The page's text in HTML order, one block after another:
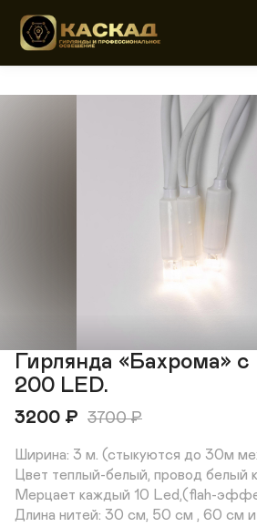
Гирлянда «Бахрома»
200 LED.
3200 ₽ 3700₽
Ширина: 3 м. (стыкуются до 30м
Цвет теплый-белый, провод белый
Мерцает каждый 10 Led,(flah-
Длина нитей: 30 см, 50 см , 60 см